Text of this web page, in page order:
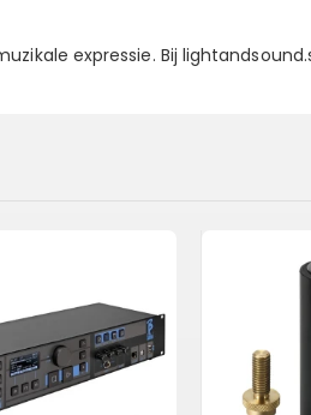
expressie. Bij